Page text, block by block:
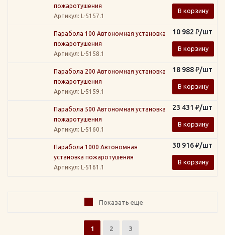
пожаротушения
Артикул: L-5157.1
В корзину
Парабола 100 Автономная установка
пожаротушения
Артикул: L-5158.1
10 982 ₽/шт
В корзину
Парабола 200 Автономная установка
пожаротушения
Артикул: L-5159.1
18 988₽/шт
В корзину
Парабола 500 Автономная установка
пожаротушения
Артикул: L-5160.1
23 431 ₽/шт
В корзину
Парабола 1000 Автономная
установка пожаротушения
Артикул: L-5161.1
30 916₽/шт
В корзину
Показать еще
1 2 3